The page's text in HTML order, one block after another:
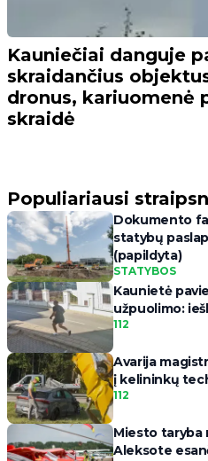
Kauniečiai danguje
skraidančius
dronus, kariuomenė
skraidė
Populiariausi
Dokumento
statybų
(papildyta)
STATYBOS
Kaunietė
užpuolimo:
112
Avarija
į kelininkų
112
Miesto taryba
Aleksote